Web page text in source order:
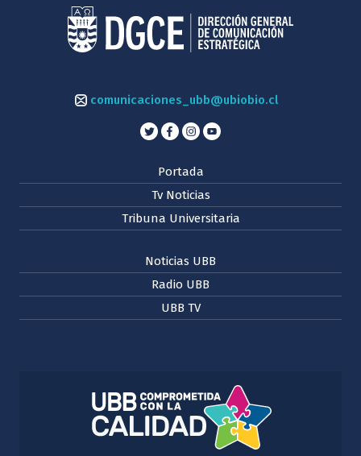
comunicaciones_ubb@ubiobio.cl
Portada
Tv Noticias
Tribuna Universitaria
Noticias UBB
Radio UBB
UBB TV